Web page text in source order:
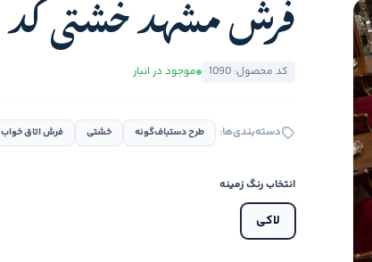
فرش مشهد خشتی کد 722321
کد محصول: 1090 موجود در انبار
دسته‌بندی‌ها: طرح دستباف‌گونه خشتی فرش اتاق خواب
انتخاب رنگ زمینه
لاکی